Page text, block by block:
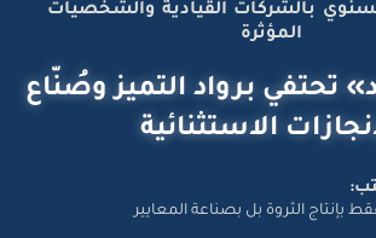
بالشركات القيادية والشخصيات
المؤثرة
تحتفي برواد التميز وصُنّاع
الاستثنائية
بإنتاج الثروة بل بصناعة المعايير